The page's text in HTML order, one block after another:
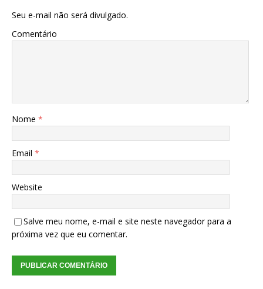
Seu e-mail não será divulgado.
Comentário
Nome *
Email *
Website
Salve meu nome, e-mail e site neste navegador para a
próxima vez que eu comentar.